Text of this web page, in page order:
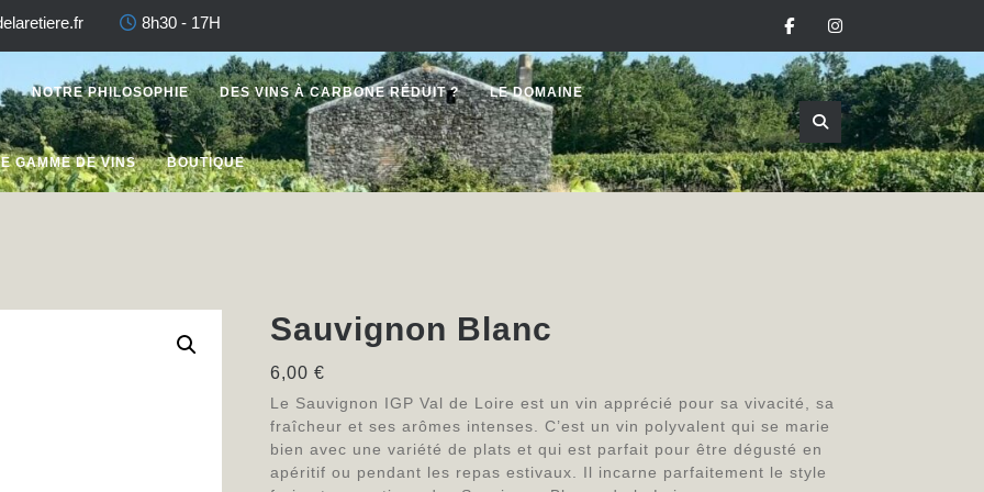
8h30 - 17H Facebook
NOTRE PHILOSOPHIE DES VINS À CARBONE RÉDUIT ? LE DOMAINE
GAMME DE VINS BOUTIQUE
Sauvignon Blanc
6,00€
Le Sauvignon IGP Val de Loire est un vin apprécié pour sa vivacité, sa
fraîcheur et ses arômes intenses. C’est un vin polyvalent qui se marie
bien avec une variété de plats et qui est parfait pour être dégusté en
apéritif ou pendant les repas estivaux. Il incarne parfaitement le style